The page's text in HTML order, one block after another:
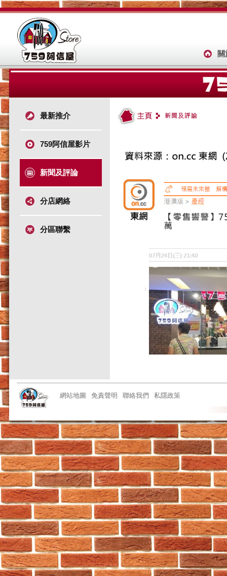
最新推介
759阿信屋影片
新聞及評論
分店網絡
分區聯繫
網站地圖 免責聲明 聯絡我們 私隱政策